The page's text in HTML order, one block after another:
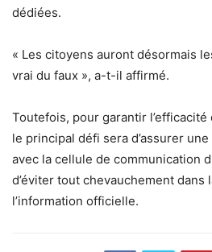
dédiées.
« Les citoyens auront désormais
vrai du faux », a-t-il affirmé.
Toutefois, pour garantir
le principal défi sera d’assurer
avec la cellule de communication
d’éviter tout chevauchement dans
l’information officielle.